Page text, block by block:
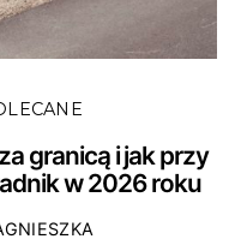
granicą i jak przy
w 2026 roku